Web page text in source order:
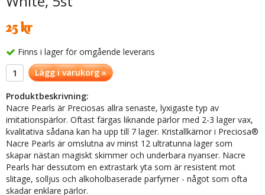
25 kr
Finns i lager för omgående leverans
Lägg i varukorg »
Produktbeskrivning:
Nacre Pearls är Preciosas allra senaste, lyxigaste typ av
imitationspärlor. Oftast färgas liknande pärlor med 2-3 lager vax,
kvalitativa sådana kan ha upp till 7 lager. Kristallkärnor i Preciosa®
Nacre Pearls är omslutna av minst 12 ultratunna lager som
skapar nästan magiskt skimmer och underbara nyanser. Nacre
Pearls har dessutom en extrastark yta som är resistent mot
slitage, solljus och alkoholbaserade parfymer - något som ofta
skadar enklare pärlor.